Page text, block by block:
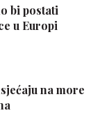
bi postati
u Europi
na more